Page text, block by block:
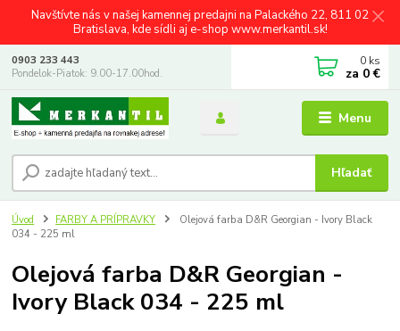
Navštívte nás v našej kamennej predajni na Palackého 22, 811 02
Bratislava, kde sídli aj e-shop www.merkantil.sk!
Menu
Hľadať
0903 233 443
Pondelok-Piatok: 9.00-17.00hod.
0 ks
za 0 €
Úvod FARBY A PRÍPRAVKY
Olejová farba D&R Georgian - Ivory Black
034 - 225 ml
Olejová farba D&R Georgian -
Ivory Black 034 - 225 ml